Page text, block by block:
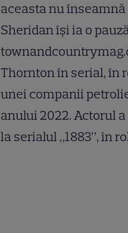
aceasta nu
Sheridan își ia o
Thornton în serial, în
unei companii
anului 2022. Actorul
la serialul „1883”, în